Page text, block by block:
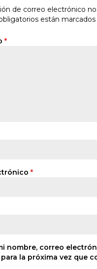
de correo electrónico no
están marcados
*
*
nombre, correo
la próxima vez que